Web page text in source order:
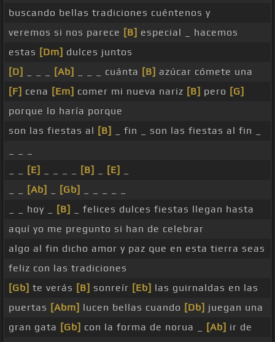
buscando bellas tradiciones cuéntenos y
veremos si nos parece [B] especial _ hacemos
estas [Dm] dulces juntos
[D]
[Ab] _ _ _ cuánta [B] azúcar cómete una
[F] cena [Em] comer mi nueva nariz [B] pero [G]
porque lo haría porque
son las fiestas al [B]
_ fin _ son las fiestas al fin _
[E] [B] [E]
[Ab] [Gb]
_ _ hoy _
[B]
_ felices dulces fiestas llegan hasta
aquí yo me pregunto si han de celebrar
algo al fin dicho amor y paz que en esta tierra seas
feliz con las tradiciones
[Gb] te verás [B] sonreír [Eb] las guirnaldas en las
puertas [Abm] lucen bellas cuando [Db] juegan una
gran gata [Gb] con la forma de norua _ [Ab] ir de